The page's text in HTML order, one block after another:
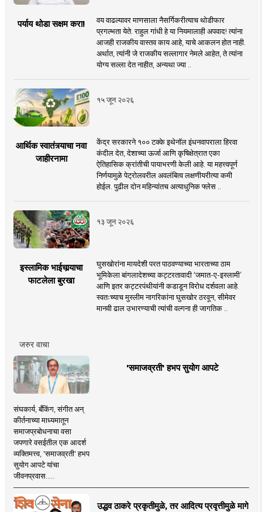
पर्याय थोडा सक्षम करा!
वय वाढल्यावर माणसाला नैसर्गिकरीत्याच थोडीफार
प्रगल्भता येते. राहुल गांधी हे या नियमालाही अपवाद! त्यांना
आजही राजकीय वास्तव काय आहे, याचे आकलन होत नाही.
अर्थात, त्यांनी जे राजकीय सल्लागार नेमले आहेत, ते त्यांना
योग्य सल्ला देत नाहीत, अन्यथा ज्या ..
१५ जून २०२६
आर्थिक स्वातंत्र्याचा नवा
जाहीरनामा
केंद्र सरकारने १०० टक्के इथेनॉल इंधनवापराला हिरवा
कंदील देत, देशाच्या ऊर्जा आणि कृषिक्षेत्रात एका
ऐतिहासिक क्रांतीची पायाभरणी केली आहे. या महत्त्वपूर्ण
निर्णयामुळे पेट्रोलवरील अवलंबित्व लक्षणीयरीत्या कमी
होईल. पुढील दोन महिन्यांतच अत्याधुनिक फ्लेस ..
१३ जून २०२६
इस्लामिक भाईचार्‍याचा
फाटलेला बुरखा
घुसखोरांना मायदेशी परत पाठवण्याच्या भारताच्या ठाम
भूमिकेला बांगलादेशच्या कट्टरतावादी ‘जमात-ए-इस्लामी’
आणि इतर कट्टरपंथीयांनी कडाडून विरोध दर्शवला आहे.
स्वतःच्याच मुस्लीम नागरिकांना घुसखोर ठरवून, सीमेवर
मानवी ढाल उभारण्याची त्यांची वल्गना ही जागतिक ..
जरुर वाचा
'समाजव्रती' हभप सुयोग आपटे
संघकार्य, बँकिंग, संगीत अन्
कीर्तनाच्या माध्यमातून
समाजप्रबोधनाचा वसा
जपणारे वसईतील एक आदर्श
व्यक्तिमत्त्व, 'समाजव्रती' हभप
सुयोग आपटे यांचा
जीवनप्रवास.....
उद्धव ठाकरे प्रकृतीमुळे, तर आदित्य प्रवृत्तीमुळे मागे